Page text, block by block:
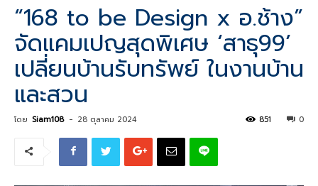
“168 to be Design x อ.ช้าง”
จัดแคมเปญสุดพิเศษ ‘สาธุ99’
เปลี่ยนบ้านรับทรัพย์ ในงานบ้าน
และสวน
โดย Siam108 - 28 ตุลาคม 2024 0
851